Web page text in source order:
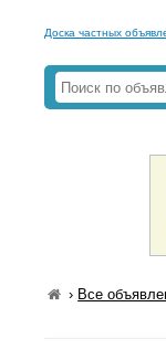
Доска частных
› Все